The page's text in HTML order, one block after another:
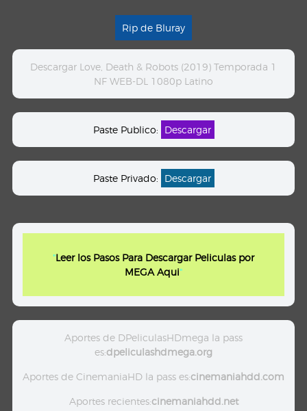
Rip de Bluray
Descargar Love, Death & Robots (2019) Temporada 1
NF WEB-DL 1080p Latino
Paste Publico: Descargar
Paste Privado: Descargar
"Leer los Pasos Para Descargar Peliculas por
MEGA Aqui"
Aportes de DPeliculasHDmega la pass
es:dpeliculashdmega.org
Aportes de CinemaniaHD la pass es:cinemaniahdd.com
Aportes recientes:cinemaniahdd.net